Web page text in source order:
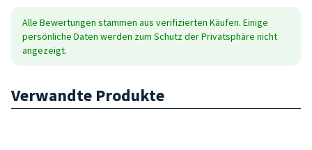
Alle Bewertungen stammen aus verifizierten Käufen. Einige
persönliche Daten werden zum Schutz der Privatsphäre nicht
angezeigt.
Verwandte Produkte